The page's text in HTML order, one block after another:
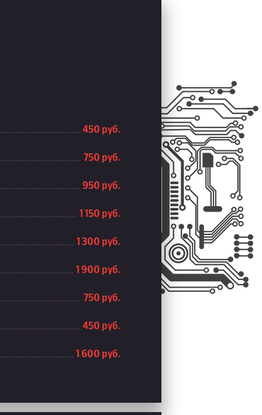
450 руб.
750 руб.
950 руб.
1 150 руб.
1 300 руб.
1 900 руб.
750 руб.
450 руб.
1 600 руб.